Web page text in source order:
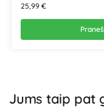
25,99 €
Jums taip pat